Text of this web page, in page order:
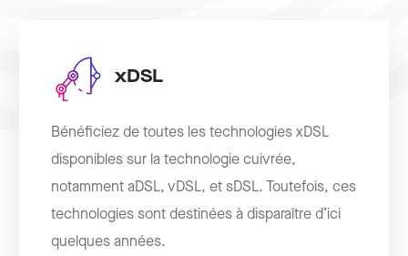
xDSL
Bénéficiez de toutes les technologies xDSL
disponibles sur la technologie cuivrée,
notamment aDSL, vDSL, et sDSL. Toutefois, ces
technologies sont destinées à disparaître d’ici
quelques années.